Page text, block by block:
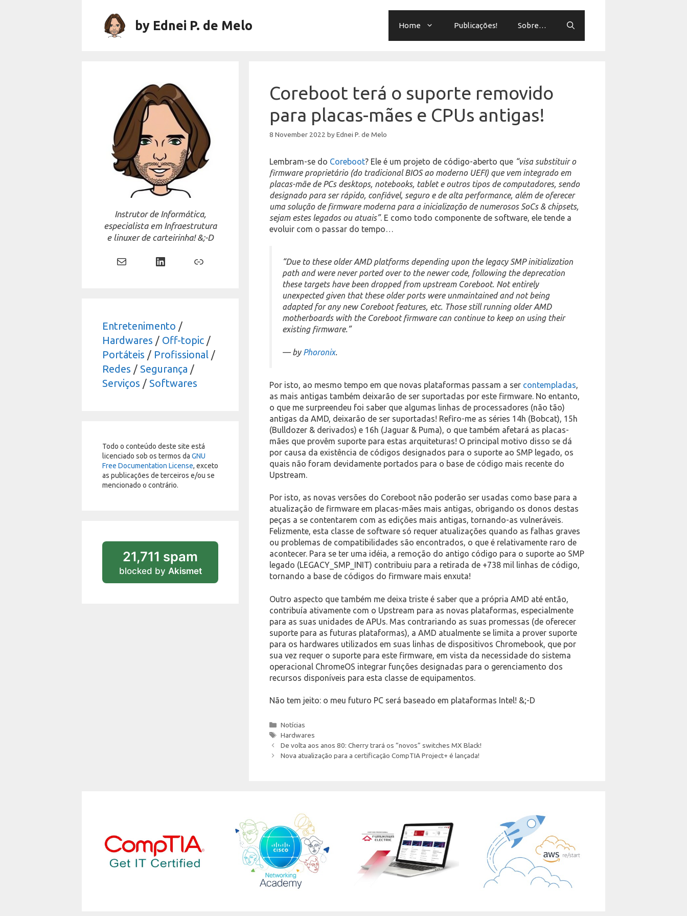
by Ednei P. de Melo Home Publicações! Sobre…
Coreboot terá o suporte removido
para placas-mães e CPUs antigas!
8 November 2022 byEdnei P. de Melo
Lembram-se do Coreboot? Ele é um projeto de código-aberto que “visa substituir o
firmware proprietário (do tradicional BIOS ao moderno UEFI) que vem integrado em
placas-mãe de PCs desktops, notebooks, tablet e outros tipos de computadores, sendo
designado para ser rápido, confiável, seguro e de alta performance, além de oferecer
uma solução de firmware moderna para a inicialização de numerosos SoCs & chipsets,
sejam estes legados ou atuais”. E como todo componente de software, ele tende a
evoluir com o passar do tempo…
“Due to these older AMD platforms depending upon the legacy SMP initialization
path and were never ported over to the newer code, following the deprecation
these targets have been dropped from upstream Coreboot. Not entirely
unexpected given that these older ports were unmaintained and not being
adapted for any new Coreboot features, etc. Those still running older AMD
motherboards with the Coreboot firmware can continue to keep on using their
existing firmware.”
— by Phoronix.
Por isto, ao mesmo tempo em que novas plataformas passam a ser contempladas,
as mais antigas também deixarão de ser suportadas por este firmware. No entanto,
o que me surpreendeu foi saber que algumas linhas de processadores (não tão)
antigas da AMD, deixarão de ser suportadas! Refiro-me as séries 14h (Bobcat), 15h
(Bulldozer & derivados) e 16h (Jaguar & Puma), o que também afetará as placas-
mães que provêm suporte para estas arquiteturas! O principal motivo disso se dá
por causa da existência de códigos designados para o suporte ao SMP legado, os
quais não foram devidamente portados para o base de código mais recente do
Upstream.
Por isto, as novas versões do Coreboot não poderão ser usadas como base para a
atualização de firmware em placas-mães mais antigas, obrigando os donos destas
peças a se contentarem com as edições mais antigas, tornando-as vulneráveis.
Felizmente, esta classe de software só requer atualizações quando as falhas graves
ou problemas de compatibilidades são encontrados, o que é relativamente raro de
acontecer. Para se ter uma idéia, a remoção do antigo código para o suporte ao SMP
legado (LEGACY_SMP_INIT) contribuiu para a retirada de +738 mil linhas de código,
tornando a base de códigos do firmware mais enxuta!
Outro aspecto que também me deixa triste é saber que a própria AMD até então,
contribuía ativamente com o Upstream para as novas plataformas, especialmente
para as suas unidades de APUs. Mas contrariando as suas promessas (de oferecer
suporte para as futuras plataformas), a AMD atualmente se limita a prover suporte
para os hardwares utilizados em suas linhas de dispositivos Chromebook, que por
sua vez requer o suporte para este firmware, em vista da necessidade do sistema
operacional ChromeOS integrar funções designadas para o gerenciamento dos
recursos disponíveis para esta classe de equipamentos.
Não tem jeito: o meu futuro PC será baseado em plataformas Intel! &;-D
Categories
Notícias
Tags
Hardwares
De volta aos anos 80: Cherry trará os “novos” switches MX Black!
Nova atualização para a certificação CompTIA Project+ é lançada!
Instrutor de Informática,
especialista em Infraestrutura
e linuxer de carteirinha! &;-D
Mail LinkedIn Link
Entretenimento /
Hardwares / Off-topic /
Portáteis / Profissional /
Redes / Segurança /
Serviços / Softwares
Todo o conteúdo deste site está
licenciado sob os termos da GNU
Free Documentation License, exceto
as publicações de terceiros e/ou se
mencionado o contrário.
21,711 spam
blocked by Akismet